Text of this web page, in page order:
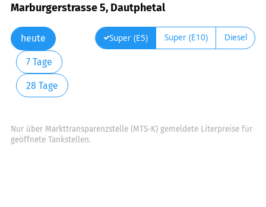
Marburgerstrasse 5, Dautphetal
heute
7 Tage
28 Tage
Super (E5) Super (E10) Diesel
Nur über Markttransparenzstelle (MTS-K) gemeldete Literpreise für
geöffnete Tankstellen.